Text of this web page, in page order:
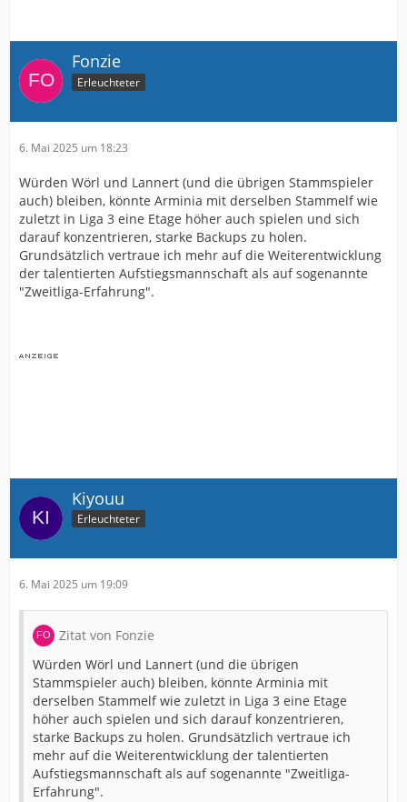
Fonzie
Erleuchteter
6. Mai 2025 um 18:23
Würden Wörl und Lannert (und die übrigen Stammspieler
auch) bleiben, könnte Arminia mit derselben Stammelf wie
zuletzt in Liga 3 eine Etage höher auch spielen und sich
darauf konzentrieren, starke Backups zu holen.
Grundsätzlich vertraue ich mehr auf die Weiterentwicklung
der talentierten Aufstiegsmannschaft als auf sogenannte
"Zweitliga-Erfahrung".
Kiyouu
Erleuchteter
6. Mai 2025 um 19:09
Zitat von Fonzie
Würden Wörl und Lannert (und die übrigen
Stammspieler auch) bleiben, könnte Arminia mit
derselben Stammelf wie zuletzt in Liga 3 eine Etage
höher auch spielen und sich darauf konzentrieren,
starke Backups zu holen. Grundsätzlich vertraue ich
mehr auf die Weiterentwicklung der talentierten
Aufstiegsmannschaft als auf sogenannte "Zweitliga-
Erfahrung".